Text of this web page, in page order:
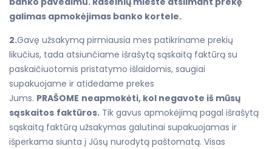
galimas apmokėjimas banko kortele.
2.Gavę užsakymą pirmiausia mes patikriname prekių
likučius, tada atsiunčiame išrašytą sąskaitą faktūrą su
paskaičiuotomis pristatymo išlaidomis, saugiai
supakuojame ir atidedame prekes
Jums. PRAŠOME neapmokėti, kol negavote iš mūsų
sąskaitos faktūros. Tik gavus apmokėjimą pagal išrašytą
sąskaitą faktūrą užsakymas galutinai supakuojamas ir
išperkama siunta į Jūsų nurodytą paštomatą. Visas